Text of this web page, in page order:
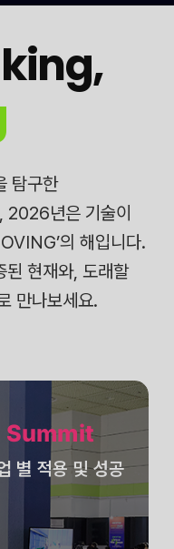
,
탐구한
2026년은 기술이
의 해입니다.
현재와, 도래할
만나보세요.
Summit
별 적용 및 성공